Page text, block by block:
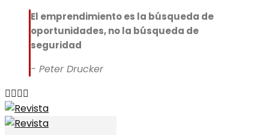
El emprendimiento es la búsqueda de
oportunidades, no la búsqueda de
seguridad
- Peter Drucker